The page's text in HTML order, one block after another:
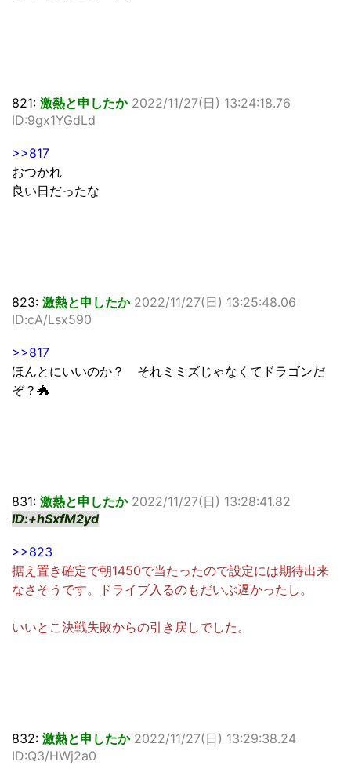
821: 激熱と申したか 2022/11/27(日) 13:24:18.76
ID:9gx1YGdLd
>>817
おつかれ
良い日だったな
823: 激熱と申したか 2022/11/27(日) 13:25:48.06
ID:cA/Lsx590
>>817
ほんとにいいのか？ それミミズじゃなくてドラゴンだ
ぞ？🐲
831: 激熱と申したか 2022/11/27(日) 13:28:41.82
ID:+hSxfM2yd
>>823
据え置き確定で朝1450で当たったので設定には期待出来
なさそうです。ドライブ入るのもだいぶ遅かったし。
いいとこ決戦失敗からの引き戻しでした。
832: 激熱と申したか 2022/11/27(日) 13:29:38.24
ID:Q3/HWj2a0